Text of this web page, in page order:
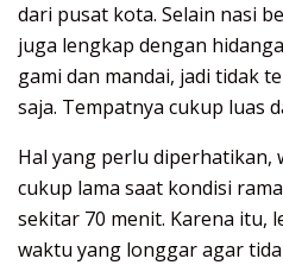
dari pusat kota. Selain nasi
juga lengkap dengan
gami dan mandai, jadi tidak
saja. Tempatnya cukup luas
Hal yang perlu diperhatikan,
cukup lama saat kondisi
sekitar 70 menit. Karena itu,
waktu yang longgar agar